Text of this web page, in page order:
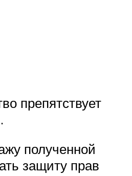
препятствует
полученной
защиту прав